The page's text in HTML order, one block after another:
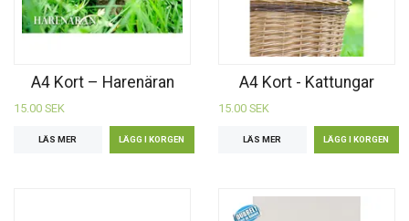
A4 Kort – Harenäran
15.00 SEK
LÄS MER
A4 Kort - Kattungar
15.00 SEK
LÄS MER